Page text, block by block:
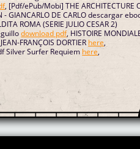
, [Pdf/ePub/Mobi] THE ARCHITECTURE
- GIANCARLO DE CARLO descargar
ROMA (SERIE JULIO CESAR 2)
download pdf, HISTOIRE
FRANÇOIS DORTIER here,
Silver Surfer Requiem here,